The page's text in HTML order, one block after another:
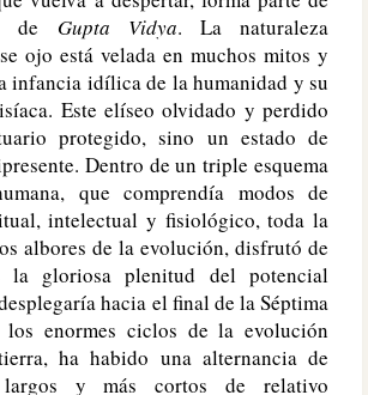
de Gupta Vidya. La naturaleza
ojo está velada en muchos mitos y
infancia idílica de la humanidad y su
Este elíseo olvidado y perdido
protegido, sino un estado de
Dentro de un triple esquema
que comprendía modos de
intelectual y fisiológico, toda la
albores de la evolución, disfrutó de
gloriosa plenitud del potencial
hacia el final de la Séptima
los enormes ciclos de la evolución
ha habido una alternancia de
largos y más cortos de relativo